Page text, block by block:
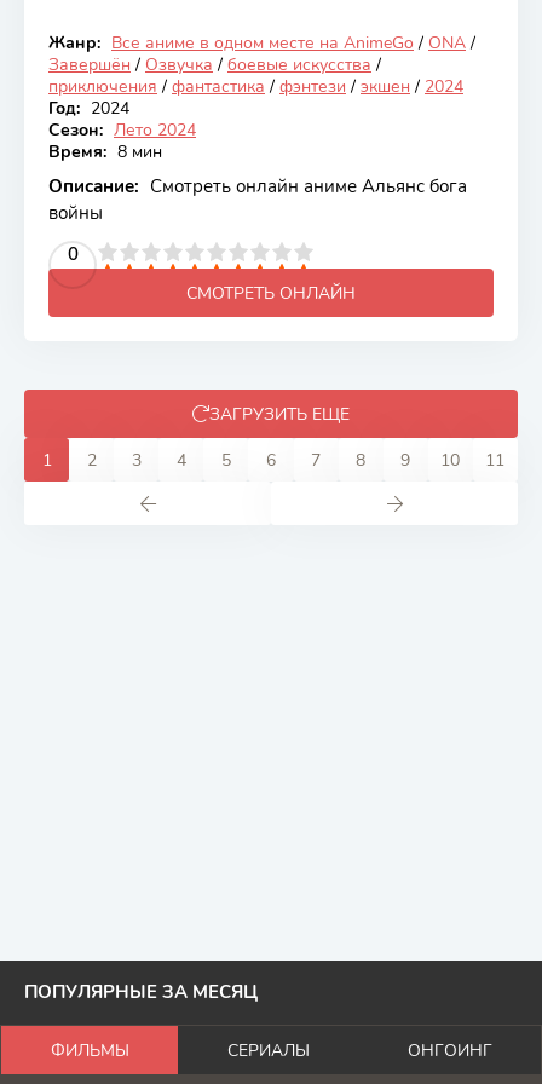
Закончен
Жанр: Все аниме в одном месте на AnimeGo / ONA /
Завершён / Озвучка / боевые искусства /
приключения / фантастика / фэнтези / экшен / 2024
Год: 2024
Сезон: Лето 2024
Время: 8 мин
Описание: Смотреть онлайн аниме Альянс бога
войны
0
4 5 6 7 8 9 10
СМОТРЕТЬ ОНЛАЙН
ЗАГРУЗИТЬ ЕЩЕ
1
2 3 4 5 6 7 8 9 10 11
ПОПУЛЯРНЫЕ ЗА МЕСЯЦ
ФИЛЬМЫ СЕРИАЛЫ ОНГОИНГ